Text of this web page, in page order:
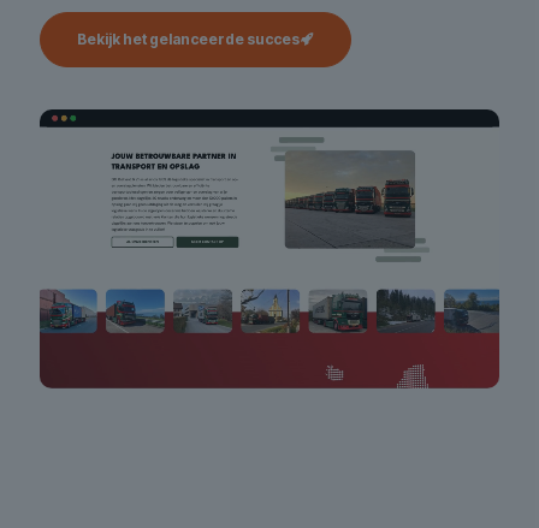
Bekijk het gelanceerde succes